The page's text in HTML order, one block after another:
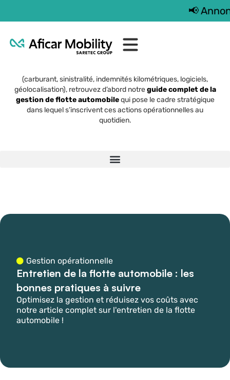
Gestion opérationnelle
(carburant, sinistralité, indemnités kilométriques, logiciels,
géolocalisation), retrouvez d’abord notreguide complet de la
gestion de flotte automobilequi pose le cadre stratégique
dans lequel s’inscrivent ces actions opérationnelles au
quotidien.
Gestion opérationnelle
Entretien de la flotte automobile : les
bonnes pratiques à suivre
Optimisez la gestion et réduisez vos coûts avec
notre article complet sur l'entretien de la flotte
automobile !
📢